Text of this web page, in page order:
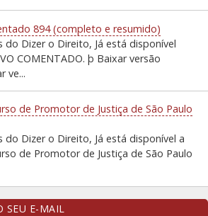
894 (completo e resumido)
do Dizer o Direito, Já está disponível
COMENTADO. þ Baixar versão
ve...
de Promotor de Justiça de São Paulo
do Dizer o Direito, Já está disponível a
de Promotor de Justiça de São Paulo
SEU E-MAIL